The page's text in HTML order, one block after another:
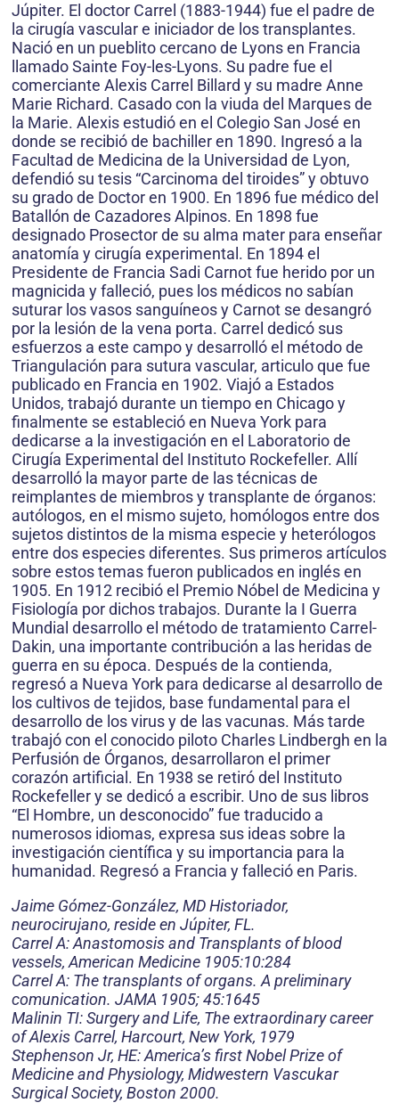
Júpiter. El doctor Carrel (1883-1944) fue el padre de
la cirugía vascular e iniciador de los transplantes.
Nació en un pueblito cercano de Lyons en Francia
llamado Sainte Foy-les-Lyons. Su padre fue el
comerciante Alexis Carrel Billard y su madre Anne
Marie Richard. Casado con la viuda del Marques de
la Marie. Alexis estudió en el Colegio San José en
donde se recibió de bachiller en 1890. Ingresó a la
Facultad de Medicina de la Universidad de Lyon,
defendió su tesis “Carcinoma del tiroides” y obtuvo
su grado de Doctor en 1900. En 1896 fue médico del
Batallón de Cazadores Alpinos. En 1898 fue
designado Prosector de su alma mater para enseñar
anatomía y cirugía experimental. En 1894 el
Presidente de Francia Sadi Carnot fue herido por un
magnicida y falleció, pues los médicos no sabían
suturar los vasos sanguíneos y Carnot se desangró
por la lesión de la vena porta. Carrel dedicó sus
esfuerzos a este campo y desarrolló el método de
Triangulación para sutura vascular, articulo que fue
publicado en Francia en 1902. Viajó a Estados
Unidos, trabajó durante un tiempo en Chicago y
finalmente se estableció en Nueva York para
dedicarse a la investigación en el Laboratorio de
Cirugía Experimental del Instituto Rockefeller. Allí
desarrolló la mayor parte de las técnicas de
reimplantes de miembros y transplante de órganos:
autólogos, en el mismo sujeto, homólogos entre dos
sujetos distintos de la misma especie y heterólogos
entre dos especies diferentes. Sus primeros artículos
sobre estos temas fueron publicados en inglés en
1905. En 1912 recibió el Premio Nóbel de Medicina y
Fisiología por dichos trabajos. Durante la I Guerra
Mundial desarrollo el método de tratamiento Carrel-
Dakin, una importante contribución a las heridas de
guerra en su época. Después de la contienda,
regresó a Nueva York para dedicarse al desarrollo de
los cultivos de tejidos, base fundamental para el
desarrollo de los virus y de las vacunas. Más tarde
trabajó con el conocido piloto Charles Lindbergh en la
Perfusión de Órganos, desarrollaron el primer
corazón artificial. En 1938 se retiró del Instituto
Rockefeller y se dedicó a escribir. Uno de sus libros
“El Hombre, un desconocido” fue traducido a
numerosos idiomas, expresa sus ideas sobre la
investigación científica y su importancia para la
humanidad. Regresó a Francia y falleció en Paris.
Jaime Gómez-González, MD Historiador,
neurocirujano, reside en Júpiter, FL.
Carrel A: Anastomosis and Transplants of blood
vessels, American Medicine 1905:10:284
Carrel A: The transplants of organs. A preliminary
comunication. JAMA 1905; 45:1645
Malinin TI: Surgery and Life, The extraordinary career
of Alexis Carrel, Harcourt, New York, 1979
Stephenson Jr, HE: America’s first Nobel Prize of
Medicine and Physiology, Midwestern Vascukar
Surgical Society, Boston 2000.